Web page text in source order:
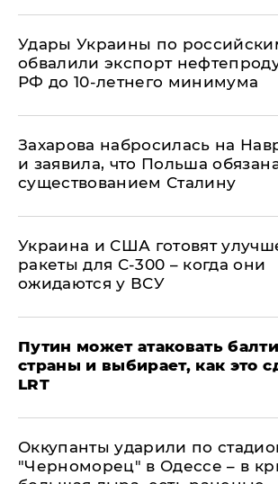
Удары Украины по
обвалили экспорт
РФ до 10-летнего минимума
​Захарова набросилась на
и заявила, что Польша
существованием Сталину
Украина и США готовят
ракеты для С-300 – когда они
ожидаются у ВСУ
Путин может атаковать
страны и выбирает, как это
LRT
Оккупанты ударили по
"Черноморец" в Одессе – в